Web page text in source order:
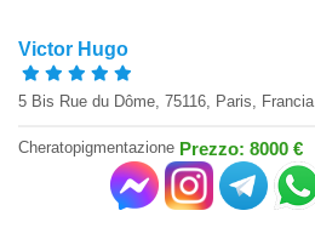
Victor Hugo
5 Bis Rue du Dôme, 75116, Paris, Francia
Cheratopigmentazione Prezzo: 8000 €